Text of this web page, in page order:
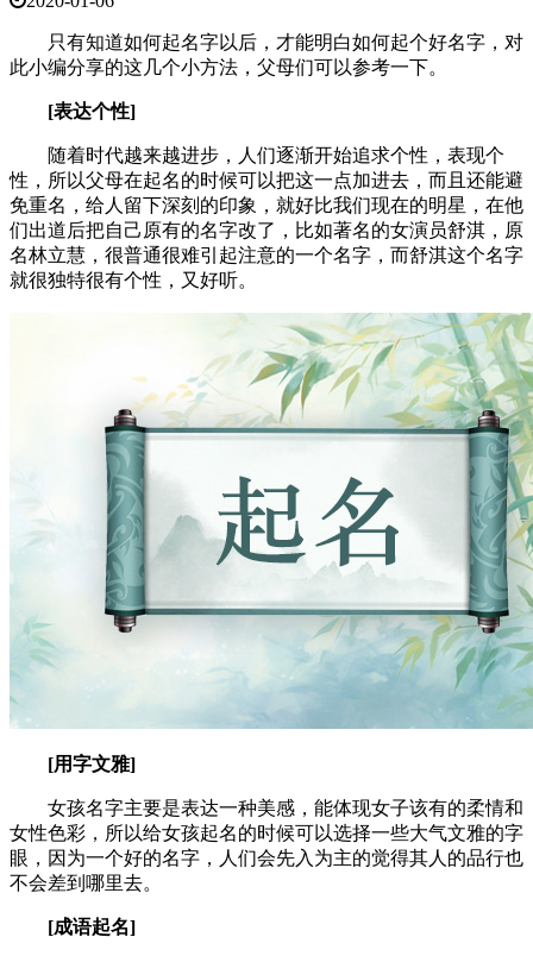
只有知道如何起名字以后，才能明白如何起个好名字，对
此小编分享的这几个小方法，父母们可以参考一下。
[表达个性]
随着时代越来越进步，人们逐渐开始追求个性，表现个
性，所以父母在起名的时候可以把这一点加进去，而且还能避
免重名，给人留下深刻的印象，就好比我们现在的明星，在他
们出道后把自己原有的名字改了，比如著名的女演员舒淇，原
名林立慧，很普通很难引起注意的一个名字，而舒淇这个名字
就很独特很有个性，又好听。
[用字文雅]
女孩名字主要是表达一种美感，能体现女子该有的柔情和
女性色彩，所以给女孩起名的时候可以选择一些大气文雅的字
眼，因为一个好的名字，人们会先入为主的觉得其人的品行也
不会差到哪里去。
[成语起名]